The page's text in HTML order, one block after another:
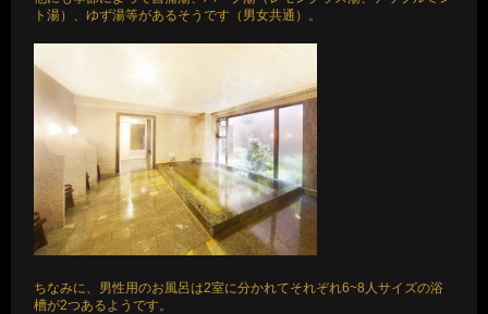
ト湯）、ゆず湯等があるそうです（男女共通）。
ちなみに、男性用のお風呂は2室に分かれてそれぞれ6~8人サイズの浴
槽が2つあるようです。